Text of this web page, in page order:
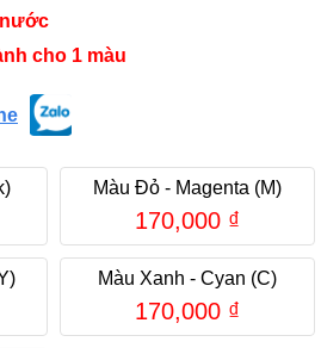
cho 1 màu
Màu Đỏ - Magenta (M)
170,000 ₫
Màu Xanh - Cyan (C)
170,000 ₫